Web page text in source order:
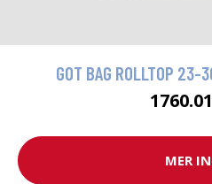
GOT BAG ROLLTOP 23-
MER